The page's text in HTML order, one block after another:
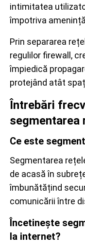
intimitatea
împotriva
Prin separarea
regulilor firewall,
împiedică
protejând atât
Întrebări
segmentarea
Ce este
Segmentarea
de acasă în
îmbunătățind
comunicării între
Încetinește
la internet?